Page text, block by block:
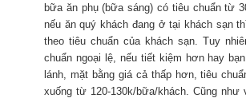
bữa ăn phụ (bữa sáng) có tiêu chuẩn từ
nếu ăn quý khách đang ở tại khách sạn
theo tiêu chuẩn của khách sạn. Tuy
chuẩn ngoại lệ, nếu tiết kiệm hơn hay
lánh, mặt bằng giá cả thấp hơn, tiêu
xuống từ 120-130k/bữa/khách. Cũng